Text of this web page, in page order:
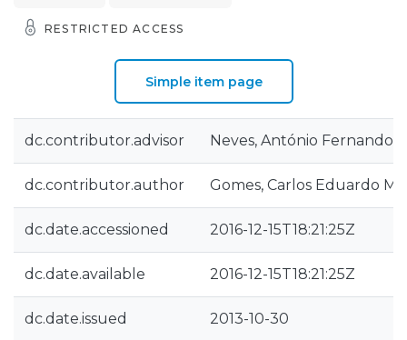
RESTRICTED ACCESS
Simple item page
dc.contributor.advisor Neves, António Fernando
dc.contributor.author Gomes, Carlos Eduardo
dc.date.accessioned 2016-12-15T18:21:25Z
dc.date.available 2016-12-15T18:21:25Z
dc.date.issued 2013-10-30